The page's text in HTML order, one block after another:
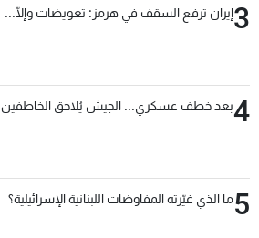
3إيران ترفع السقف في هرمز: تعويضات وإلّا...
4بعد خطف عسكري... الجيش يُلاحق الخاطفين
5ما الذي غيّرته المفاوضات اللبنانية الإسرائيلية؟